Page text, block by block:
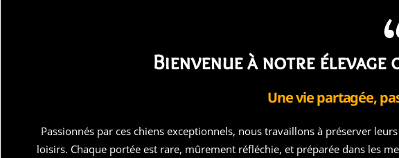
Bienvenue à notre
Une vie partagée,
Passionnés par ces chiens exceptionnels, nous travaillons à préserver
loisirs. Chaque portée est rare, mûrement réfléchie, et préparée dans les